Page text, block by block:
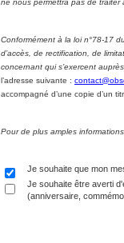
ne nous permettra pas de traiter
Conformément à la loi n°78-17
d’accès, de rectification, de
concernant qui s’exercent
l’adresse suivante :
accompagné d’une copie d’un
Pour de plus amples
Je souhaite que mon
Je souhaite être averti
(anniversaire,